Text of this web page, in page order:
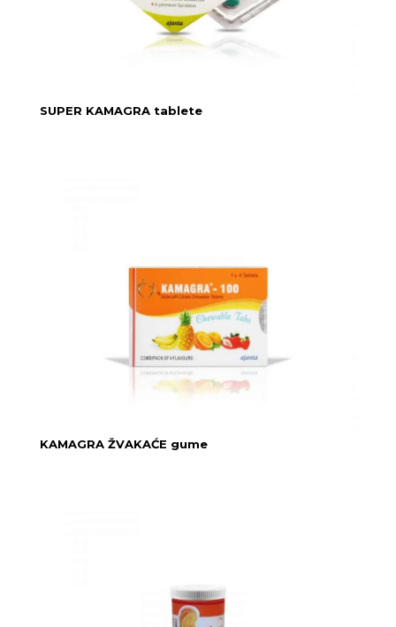
SUPER KAMAGRA tablete
KAMAGRA ŽVAKAĆE gume